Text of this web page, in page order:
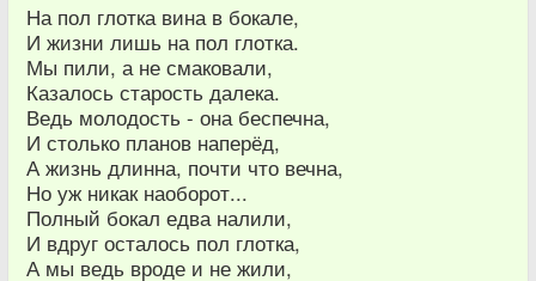
На пол глотка вина в бокале,
И жизни лишь на пол глотка.
Мы пили, а не смаковали,
Казалось старость далека.
Ведь молодость - она беспечна,
И столько планов наперёд,
А жизнь длинна, почти что вечна,
Но уж никак наоборот...
Полный бокал едва налили,
И вдруг осталось пол глотка,
А мы ведь вроде и не жили,